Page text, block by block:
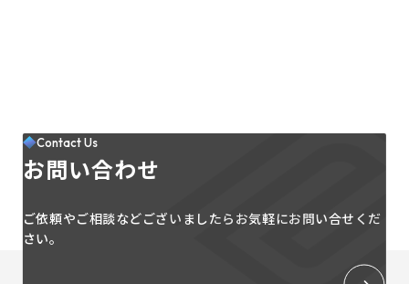
Contact Us
お問い合わせ
ご依頼やご相談などございましたらお気軽にお問い合せくだ
さい。